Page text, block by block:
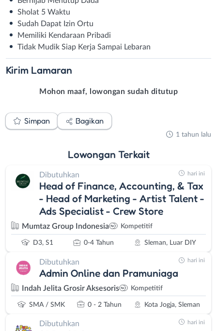
Sholat 5 Waktu
Sudah Dapat Izin Ortu
Memiliki Kendaraan Pribadi
Tidak Mudik Siap Kerja Sampai Lebaran
Kirim Lamaran
Mohon maaf, lowongan sudah ditutup
Simpan Bagikan
1 tahun lalu
Lowongan Terkait
Dibutuhkan
Head of Finance, Accounting, & Tax
- Head of Marketing - Artist Talent -
Ads Specialist - Crew Store
Mumtaz Group Indonesia Kompetitif
D3, S1 0-4 Tahun Sleman, Luar DIY
hari ini
Dibutuhkan
Admin Online dan Pramuniaga
Indah Jelita Grosir Aksesoris Kompetitif
SMA / SMK 0 - 2 Tahun Kota Jogja, Sleman
hari ini
Dibutuhkan hari ini